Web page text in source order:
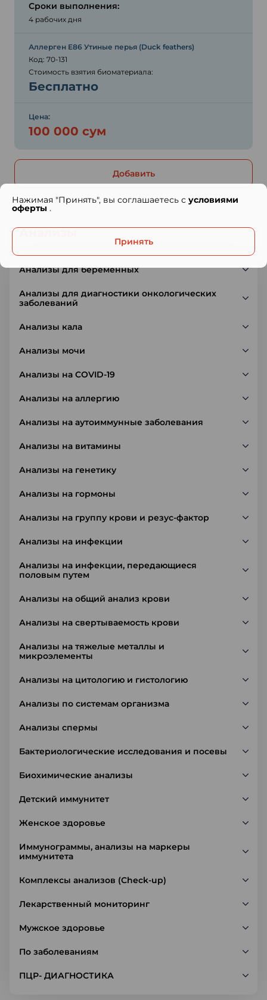
Анализы
Анализы для беременных
Анализы для диагностики онкологических
заболеваний
Анализы кала
Анализы мочи
Анализы на COVID-19
Анализы на аллергию
Анализы на аутоиммунные заболевания
Анализы на витамины
Анализы на генетику
Анализы на гормоны
Анализы на группу крови и резус-фактор
Анализы на инфекции
Анализы на инфекции, передающиеся
половым путем
Анализы на общий анализ крови
Анализы на свертываемость крови
Анализы на тяжелые металлы и
микроэлементы
Анализы на цитологию и гистологию
Анализы по системам организма
Анализы спермы
Бактериологические исследования и посевы
Биохимические анализы
Детский иммунитет
Женское здоровье
Иммунограммы, анализы на маркеры
иммунитета
Комплексы анализов (Check-up)
Лекарственный мониторинг
Мужское здоровье
По заболеваниям
ПЦР- ДИАГНОСТИКА
Сроки выполнения:
4 рабочих дня
Аллерген E86 Утиные перья (Duck feathers)
Код: 70-131
Стоимость взятия биоматериала:
Бесплатно
Цена:
100 000 сум
Добавить
Нажимая "Принять", вы соглашаетесь с условиями
оферты .
Принять